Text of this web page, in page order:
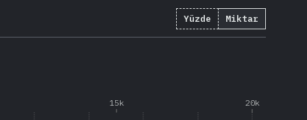
Yüzde Miktar
15k 20k